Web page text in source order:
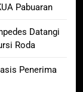
Pabuaran
Datangi
Roda
Penerima